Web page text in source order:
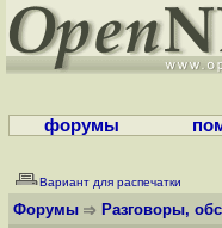
форумы
Вариант для распечатки
Форумы Разговоры,